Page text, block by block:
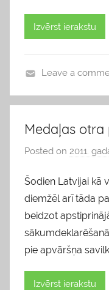
Izvērst ierakstu
i
d
o
l
i
s
Leave a
Medaļas otra
Posted on 2011.
Šodien Latvijai kā
diemžēl arī tāda
beidzot
pie apvāršņa
Izvērst ierakstu